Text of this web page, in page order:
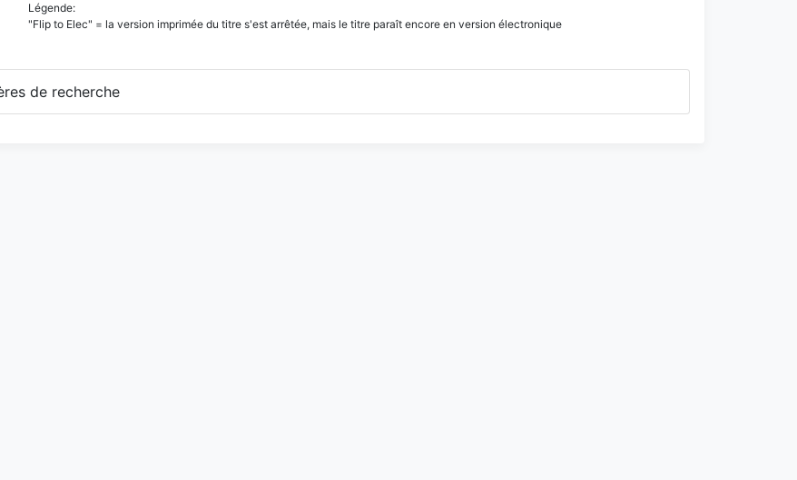
Légende:
"Flip to Elec" = la version imprimée du titre s'est arrêtée, mais le titre paraît encore en version électronique
de recherche